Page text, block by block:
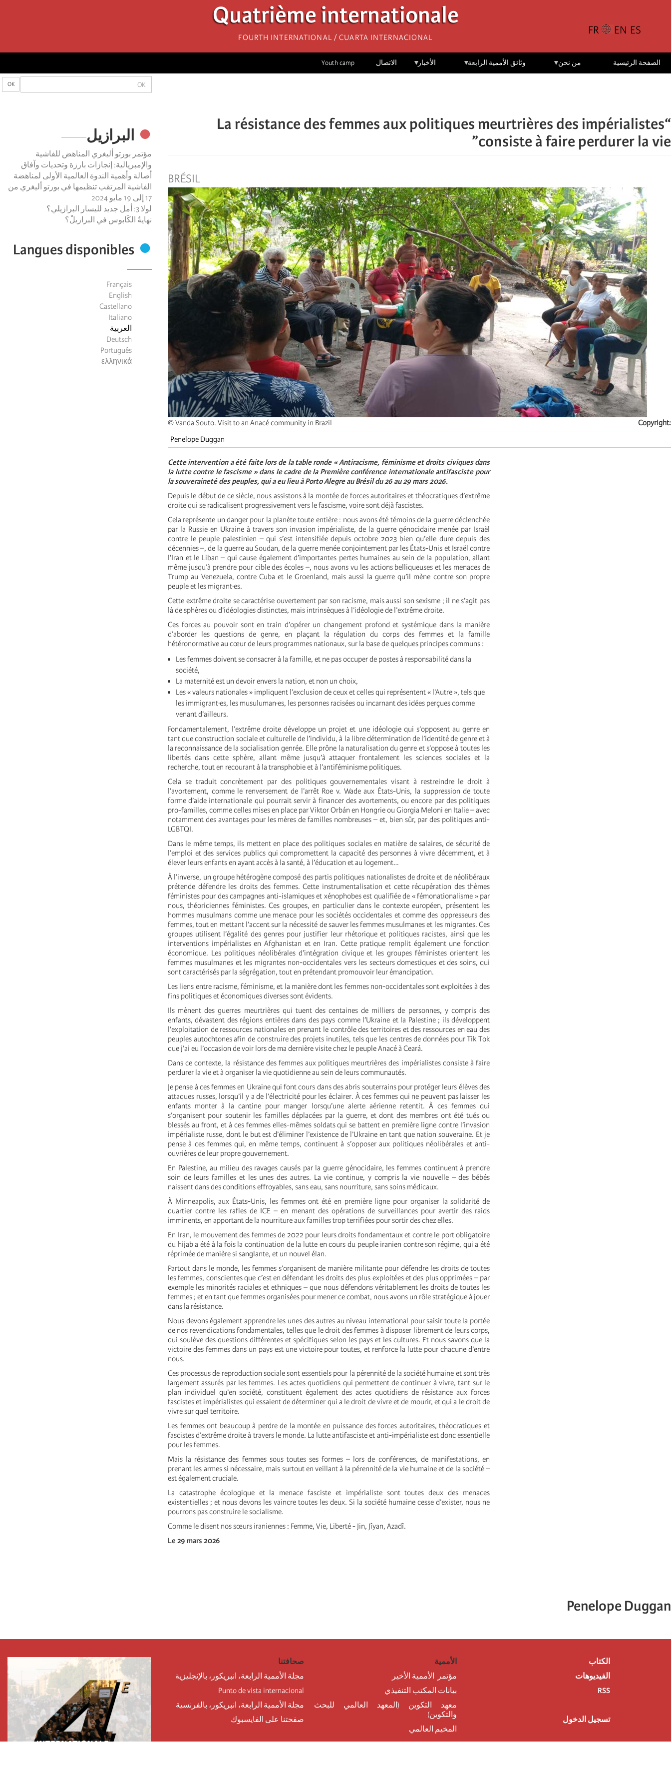
Quatrième internationale
Fourth International / Cuarta Internacional
الصفحة الرئيسية من نحن وثائق الأممية الرابعة الأخبار الاتصال Youth camp
OK
OK
البرازیل
مؤتمر بورتو أليغري المناهض للفاشية
والإمبريالية: إنجازات بارزة وتحديات وآفاق
أصالة وأهمية الندوة العالمية الأولى لمناهضة
الفاشية المرتقب تنظيمها في بورتو أليغري من
17 إلى 19 مايو 2024
لولا 3: أمل جديد لليسار البرازيلي؟
نهايةُ الكَابوس في البرازيلْ؟
Langues disponibles
Français
English
Castellano
Italiano
العربية
Deutsch
Português
ελληνικά
“La résistance des femmes aux politiques meurtrières des impérialistes
consiste à faire perdurer la vie”
BRÉSIL
Copyright
© Vanda Souto. Visit to an Anacé community in Brazil
Penelope Duggan
Cette intervention a été faite lors de la table ronde « Antiracisme, féminisme et droits civiques dans
la lutte contre le fascisme » dans le cadre dela Première conférence internationale antifasciste pour
la souveraineté des peuples, qui a eu lieu à Porto Alegre au Brésil du 26 au 29 mars 2026.
Depuis le début de ce siècle, nous assistons à la montée de forces autoritaires et théocratiques d’extrême
droite qui se radicalisent progressivement vers le fascisme, voire sont déjà fascistes.
Cela représente un danger pour la planète toute entière : nous avons été témoins de la guerre déclenchée
par la Russie en Ukraine à travers son invasion impérialiste, de la guerre génocidaire menée par Israël
contre le peuple palestinien – qui s’est intensifiée depuis octobre 2023 bien qu’elle dure depuis des
décennies –, de la guerre au Soudan, de la guerre menée conjointement par les États-Unis et Israël contre
l’Iran et le Liban – qui cause également d’importantes pertes humaines au sein de la population, allant
même jusqu’à prendre pour cible des écoles –, nous avons vu les actions belliqueuses et les menaces de
Trump au Venezuela, contre Cuba et le Groenland, mais aussi la guerre qu’il mène contre son propre
peuple et les migrant·es.
Cette extrême droite se caractérise ouvertement par son racisme, mais aussi son sexisme ; il ne s’agit pas
là de sphères ou d’idéologies distinctes, mais intrinsèques à l’idéologie de l’extrême droite.
Ces forces au pouvoir sont en train d’opérer un changement profond et systémique dans la manière
d’aborder les questions de genre, en plaçant la régulation du corps des femmes et la famille
hétéronormative au cœur de leurs programmes nationaux, sur la base de quelques principes communs :
Les femmes doivent se consacrer à la famille, et ne pas occuper de postes à responsabilité dans la
société,
La maternité est un devoir envers la nation, et non un choix,
Les « valeurs nationales » impliquent l’exclusion de ceux et celles qui représentent « l’Autre », tels que
les immigrant·es, les musuluman·es, les personnes racisées ou incarnant des idées perçues comme
venant d’ailleurs.
Fondamentalement, l’extrême droite développe un projet et une idéologie qui s’opposent au genre en
tant que construction sociale et culturelle de l’individu, à la libre détermination de l’identité de genre et à
la reconnaissance de la socialisation genrée. Elle prône la naturalisation du genre et s’oppose à toutes les
libertés dans cette sphère, allant même jusqu’à attaquer frontalement les sciences sociales et la
recherche, tout en recourant à la transphobie et à l’antiféminisme politiques.
Cela se traduit concrètement par des politiques gouvernementales visant à restreindre le droit à
l’avortement, comme le renversement de l’arrêt Roe v. Wade aux États-Unis, la suppression de toute
forme d’aide internationale qui pourrait servir à financer des avortements, ou encore par des politiques
pro-familles, comme celles mises en place par Viktor Orbán en Hongrie ou Giorgia Meloni en Italie – avec
notamment des avantages pour les mères de familles nombreuses – et, bien sûr, par des politiques anti-
LGBTQI.
Dans le même temps, ils mettent en place des politiques sociales en matière de salaires, de sécurité de
l’emploi et des services publics qui compromettent la capacité des personnes à vivre décemment, et à
élever leurs enfants en ayant accès à la santé, à l’éducation et au logement…
À l’inverse, un groupe hétérogène composé des partis politiques nationalistes de droite et de néolibéraux
prétende défendre les droits des femmes. Cette instrumentalisation et cette récupération des thèmes
féministes pour des campagnes anti-islamiques et xénophobes est qualifiée de « fémonationalisme » par
nous, théoriciennes féministes. Ces groupes, en particulier dans le contexte européen, présentent les
hommes musulmans comme une menace pour les sociétés occidentales et comme des oppresseurs des
femmes, tout en mettant l’accent sur la nécessité de sauver les femmes musulmanes et les migrantes. Ces
groupes utilisent l’égalité des genres pour justifier leur rhétorique et politiques racistes, ainsi que les
interventions impérialistes en Afghanistan et en Iran. Cette pratique remplit également une fonction
économique. Les politiques néolibérales d’intégration civique et les groupes féministes orientent les
femmes musulmanes et les migrantes non-occidentales vers les secteurs domestiques et des soins, qui
sont caractérisés par la ségrégation, tout en prétendant promouvoir leur émancipation.
Les liens entre racisme, féminisme, et la manière dont les femmes non-occidentales sont exploitées à des
fins politiques et économiques diverses sont évidents.
Ils mènent des guerres meurtrières qui tuent des centaines de milliers de personnes, y compris des
enfants, dévastent des régions entières dans des pays comme l’Ukraine et la Palestine ; ils développent
l’exploitation de ressources nationales en prenant le contrôle des territoires et des ressources en eau des
peuples autochtones afin de construire des projets inutiles, tels que les centres de données pour Tik Tok
que j’ai eu l’occasion de voir lors de ma dernière visite chez le peuple Anacé à Ceará.
Dans ce contexte, la résistance des femmes aux politiques meurtrières des impérialistes consiste à faire
perdurer la vie et à organiser la vie quotidienne au sein de leurs communautés.
Je pense à ces femmes en Ukraine qui font cours dans des abris souterrains pour protéger leurs élèves des
attaques russes, lorsqu’il y a de l’électricité pour les éclairer. À ces femmes qui ne peuvent pas laisser les
enfants monter à la cantine pour manger lorsqu’une alerte aérienne retentit. À ces femmes qui
s’organisent pour soutenir les familles déplacées par la guerre, et dont des membres ont été tués ou
blessés au front, et à ces femmes elles-mêmes soldats qui se battent en première ligne contre l’invasion
impérialiste russe, dont le but est d’éliminer l’existence de l’Ukraine en tant que nation souveraine. Et je
pense à ces femmes qui, en même temps, continuent à s’opposer aux politiques néolibérales et anti-
ouvrières de leur propre gouvernement.
En Palestine, au milieu des ravages causés par la guerre génocidaire, les femmes continuent à prendre
soin de leurs familles et les unes des autres. La vie continue, y compris la vie nouvelle – des bébés
naissent dans des conditions effroyables, sans eau, sans nourriture, sans soins médicaux.
À Minneapolis, aux États-Unis, les femmes ont été en première ligne pour organiser la solidarité de
quartier contre les rafles de ICE – en menant des opérations de surveillances pour avertir des raids
imminents, en apportant de la nourriture aux familles trop terrifiées pour sortir des chez elles.
En Iran, le mouvement des femmes de 2022 pour leurs droits fondamentaux et contre le port obligatoire
du hijab a été à la fois la continuation de la lutte en cours du peuple iranien contre son régime, qui a été
réprimée de manière si sanglante, et un nouvel élan.
Partout dans le monde, les femmes s’organisent de manière militante pour défendre les droits de toutes
les femmes, conscientes que c’est en défendant les droits des plus exploitées et des plus opprimées – par
exemple les minorités raciales et ethniques – que nous défendons véritablement les droits de toutes les
femmes ; et en tant que femmes organisées pour mener ce combat, nous avons un rôle stratégique à jouer
dans la résistance.
Nous devons également apprendre les unes des autres au niveau international pour saisir toute la portée
de nos revendications fondamentales, telles que le droit des femmes à disposer librement de leurs corps,
qui soulève des questions différentes et spécifiques selon les pays et les cultures. Et nous savons que la
victoire des femmes dans un pays est une victoire pour toutes, et renforce la lutte pour chacune d’entre
nous.
Ces processus de reproduction sociale sont essentiels pour la pérennité de la société humaine et sont très
largement assurés par les femmes. Les actes quotidiens qui permettent de continuer à vivre, tant sur le
plan individuel qu’en société, constituent également des actes quotidiens de résistance aux forces
fascistes et impérialistes qui essaient de déterminer qui a le droit de vivre et de mourir, et qui a le droit de
vivre sur quel territoire.
Les femmes ont beaucoup à perdre de la montée en puissance des forces autoritaires, théocratiques et
fascistes d’extrême droite à travers le monde. La lutte antifasciste et anti-impérialiste est donc essentielle
pour les femmes.
Mais la résistance des femmes sous toutes ses formes – lors de conférences, de manifestations, en
prenant les armes si nécessaire, mais surtout en veillant à la pérennité de la vie humaine et de la société –
est également cruciale.
La catastrophe écologique et la menace fasciste et impérialiste sont toutes deux des menaces
existentielles ; et nous devons les vaincre toutes les deux. Si la société humaine cesse d’exister, nous ne
pourrons pas construire le socialisme.
Comme le disent nos sœurs iraniennes : Femme, Vie, Liberté - Jin, Jîyan, Azadî.
Le 29 mars 2026
Penelope Duggan
صحافتنا
مجلة الأممية الرابعة، انبريكور، بالإنجليزية
Punto de vista internacional
مجلة الأممية الرابعة، انبريكور، بالفرنسية
صفحتنا على الفايسبوك
الأممية
مؤتمر الأممية الأخير
بيانات المكتب التنفيذي
معهد التكوين (المعهد العالمي للبحث
والتكوين)
المخيم العالمي
الكتاب
الفيديوهات
RSS
تسجيل الدخول